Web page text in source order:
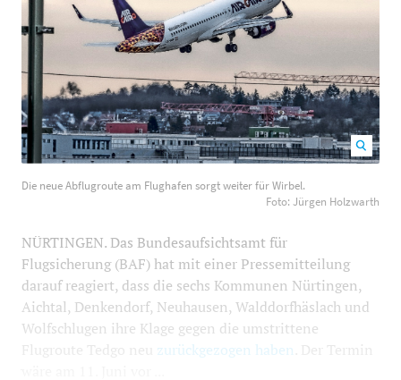
Wirbel. Foto: Jürgen Holzwarth1200 800
Die neue Abflugroute am Flughafen sorgt weiter für Wirbel.
Foto: Jürgen Holzwarth
NÜRTINGEN. Das Bundesaufsichtsamt für
Flugsicherung (BAF) hat mit einer Pressemitteilung
darauf reagiert, dass die sechs Kommunen Nürtingen,
Aichtal, Denkendorf, Neuhausen, Walddorfhäslach und
Wolfschlugen ihre Klage gegen die umstrittene
Flugroute Tedgo neu zurückgezogen haben . Der Termin